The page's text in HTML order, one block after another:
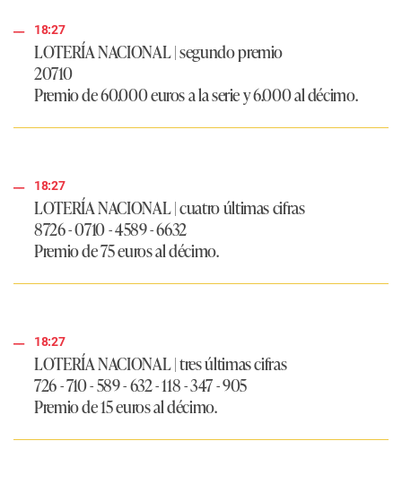
18:27
LOTERÍA NACIONAL | segundo premio
20710
Premio de 60.000 euros a la serie y 6.000 al décimo.
18:27
LOTERÍA NACIONAL | cuatro últimas cifras
8726 - 0710 - 4589 - 6632
Premio de 75 euros al décimo.
18:27
LOTERÍA NACIONAL | tres últimas cifras
726 - 710 - 589 - 632 - 118 - 347 - 905
Premio de 15 euros al décimo.